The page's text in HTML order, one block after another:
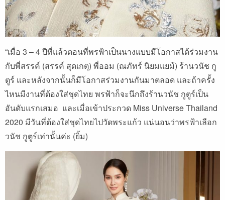
“เมื่อ 3 – 4 ปีที่แล้วตอนที่พรฟ้าเป็นนางแบบมีโอกาสได้ร่วมงาน
กับพี่สรรค์ (สรรค์ สุดเกตุ) พี่ออม (ณภัทร์ นิยมแยม้) ร้านวนัช กู
ตูร์ และหลังจากนั้นก็มีโอกาสร่วมงานกันมาตลอด และถ้าครั้ง
ไหนมีงานที่ต้องใส่ชุดไทย พรฟ้าก็จะนึกถึงร้านวนัช กูตูร์เป็น
อันดับแรกเสมอ และเมื่อเข้าประกวด Miss Universe Thailand
2020 มีวันที่ต้องใส่ชุดไทยไปวัดพระแก้ว แน่นอนว่าพรฟ้าเลือก
วนัช กูตูร์เท่านั้นค่ะ (ยิ้ม)